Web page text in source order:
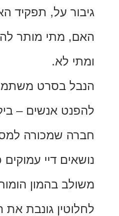
על, תפקיד האב
מתי מותר להשתמש
בסרט משתמש
אנשים – ביקורת על
שמכורה למסכים, ועוד
דיי עמוקים כאלה.
בהמון הומור
גונבת את ההצגה)